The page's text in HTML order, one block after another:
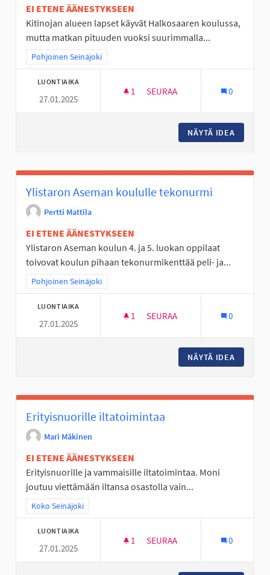
EI ETENE ÄÄNESTYKSEEN
Kitinojan alueen lapset käyvät Halkosaaren koulussa,
mutta matkan pituuden vuoksi suurimmalla...
Rajaa tulokset teeman mukaan: Pohjoinen Seinäjoki
Pohjoinen Seinäjoki
LUONTIAIKA
27.01.2025
1 1 SEURAAJA
SEURAA 0
NÄYTÄ IDEA
Ylistaron Aseman koululle tekonurmi
Pertti Mattila
EI ETENE ÄÄNESTYKSEEN
Ylistaron Aseman koulun 4. ja 5. luokan oppilaat
toivovat koulun pihaan tekonurmikenttää peli- ja...
Rajaa tulokset teeman mukaan: Pohjoinen Seinäjoki
Pohjoinen Seinäjoki
LUONTIAIKA
27.01.2025
1 1 SEURAAJA
SEURAA 0
NÄYTÄ IDEA
Erityisnuorille iltatoimintaa
Mari Mäkinen
EI ETENE ÄÄNESTYKSEEN
Erityisnuorille ja vammaisille iltatoimintaa. Moni
joutuu viettämään iltansa osastolla vain...
Rajaa tulokset teeman mukaan: Koko Seinäjoki
Koko Seinäjoki
LUONTIAIKA
27.01.2025
1 1 SEURAAJA
SEURAA 0